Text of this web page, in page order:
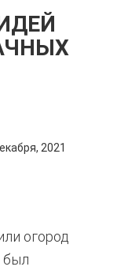
2021
огород
был